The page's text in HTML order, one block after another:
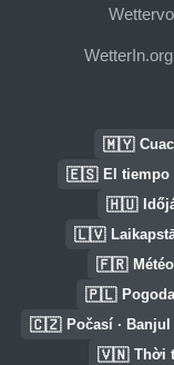
🇲🇾
🇪🇸 El tiempo
🇭🇺
🇱🇻
🇫🇷
🇵🇱
🇨🇿 Počasí · Banjul
🇻🇳 Thời